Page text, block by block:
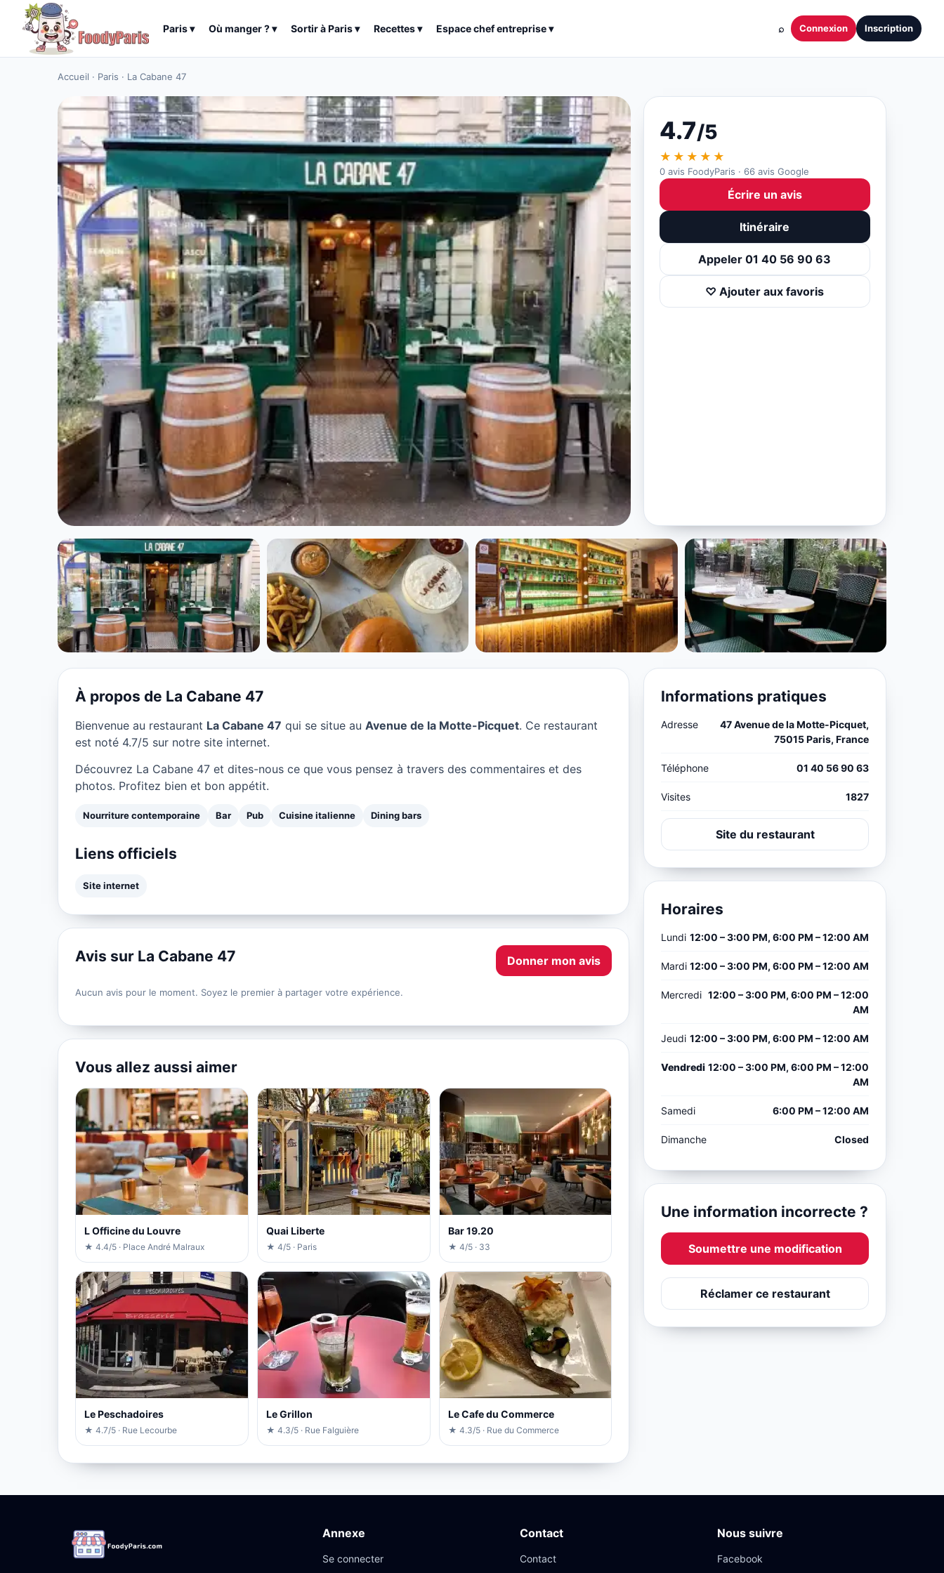
Paris▾ Où manger ?▾ Sortir àParis▾ Recettes▾ Espace chef entreprise▾ ⌕ Connexion Inscription
Accueil · Paris · La Cabane 47
NOURRITURE CONTEMPORAINE
La Cabane 47 à Paris
★ 4.7/5
4.7/5
★★★★★
0 avis FoodyParis · 66 avis Google
Écrire un avis
Itinéraire
Appeler 01 40 56 90 63
♡ Ajouter aux favoris
À propos de La Cabane 47
Bienvenue au restaurant La Cabane 47 qui se situe au Avenue de la Motte-Picquet. Ce restaurant
est noté 4.7/5 sur notre site internet.
Découvrez La Cabane 47 et dites-nous ce que vous pensez à travers des commentaires et des
photos. Profitez bien et bon appétit.
Nourriture contemporaine Bar Pub Cuisine italienne Dining bars
Liens officiels
Site internet
Avis sur La Cabane 47 Donner mon avis
Aucun avis pour le moment. Soyez le premier à partager votre expérience.
Vous allez aussi aimer
L Officine du Louvre
★ 4.4/5 · Place André Malraux
Quai Liberte
★ 4/5 · Paris
Bar 19.20
★ 4/5 · 33
Le Peschadoires
★ 4.7/5 · Rue Lecourbe
Le Grillon
★ 4.3/5 · Rue Falguière
Le Cafe du Commerce
★ 4.3/5 · Rue du Commerce
Informations pratiques
Adresse
47 Avenue de la Motte-Picquet,
75015 Paris, France
Téléphone 01 40 56 90 63
Visites 1827
Site du restaurant
Horaires
Lundi 12:00 – 3:00 PM, 6:00 PM – 12:00 AM
Mardi 12:00 – 3:00 PM, 6:00 PM – 12:00 AM
Mercredi 12:00 – 3:00 PM, 6:00 PM – 12:00
AM
Jeudi 12:00 – 3:00 PM, 6:00 PM – 12:00 AM
Vendredi 12:00 – 3:00 PM, 6:00 PM – 12:00
AM
Samedi 6:00 PM – 12:00 AM
Dimanche Closed
Une information incorrecte ?
Soumettre une modification
Réclamer ce restaurant
Annexe
Se connecter
Contact
Contact
Nous suivre
Facebook